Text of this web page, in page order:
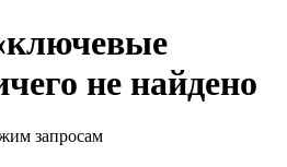
не найдено
запросам